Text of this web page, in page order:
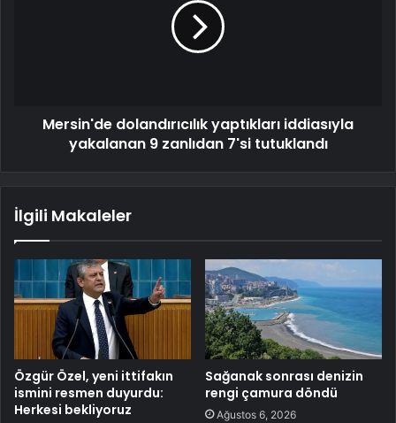
Mersin'de dolandırıcılık yaptıkları iddiasıyla
yakalanan 9 zanlıdan 7'si tutuklandı
İlgili Makaleler
Özgür Özel, yeni ittifakın
ismini resmen duyurdu:
Herkesi bekliyoruz
Sağanak sonrası denizin
rengi çamura döndü
Ağustos 6, 2026